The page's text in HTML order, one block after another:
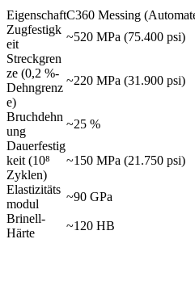
EigenschaftC360 Messing
Zugfestigk
eit
~520 MPa (75.400 psi)
Streckgren
ze (0,2 %-
Dehngrenz
e)
~220 MPa (31.900 psi)
Bruchdehn
ung
~25 %
Dauerfestig
keit (10⁸
Zyklen)
~150 MPa (21.750 psi)
Elastizitäts
modul
~90 GPa
Brinell-
Härte
~120 HB